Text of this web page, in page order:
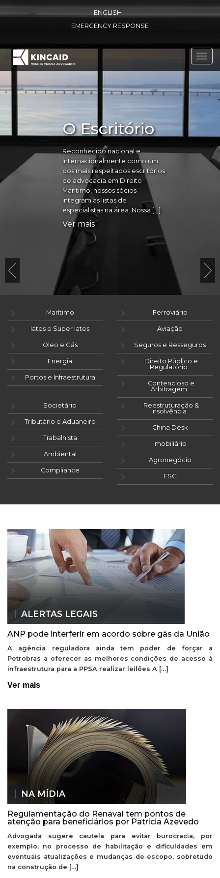
ENGLISH
EMERGENCY RESPONSE
O Escritório
Reconhecido nacional e
internacionalmente como um
dos mais respeitados escritórios
de advocacia em Direito
Marítimo, nossos sócios
integram as listas de
especialistas na área. Nossa […]
Ver mais
Marítimo
Iates e Super Iates
Óleo e Gás
Energia
Portos e Infraestrutura
Ferroviário
Aviação
Seguros e Resseguros
Direito Público e
Regulatório
Contencioso e
Arbitragem
Societário
Tributário e Aduaneiro
Trabalhista
Ambiental
Compliance
Reestruturação &
Insolvência
China Desk
Imobiliário
Agronegócio
ESG
ALERTAS LEGAIS
ANP pode interferir em acordo sobre gás da União
A agência reguladora ainda tem poder de forçar a
Petrobras a oferecer as melhores condições de acesso à
infraestrutura para a PPSA realizar leilões A […]
Ver mais
NA MÍDIA
Regulamentação do Renaval tem pontos de
atenção para beneficiários por Patrícia Azevedo
Advogada sugere cautela para evitar burocracia, por
exemplo, no processo de habilitação e dificuldades em
eventuais atualizações e mudanças de escopo, sobretudo
na construção de […]